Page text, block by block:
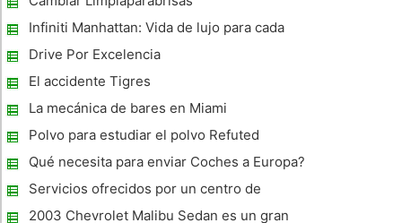
Para 2007
Infiniti Manhattan: Vida de lujo para cada
uno
Drive Por Excelencia
El accidente Tigres
La mecánica de bares en Miami
Polvo para estudiar el polvo Refuted
Qué necesita para enviar Coches a Europa?
Servicios ofrecidos por un centro de
reparación de automóviles de servicio
2003 Chevrolet Malibu Sedan es un gran